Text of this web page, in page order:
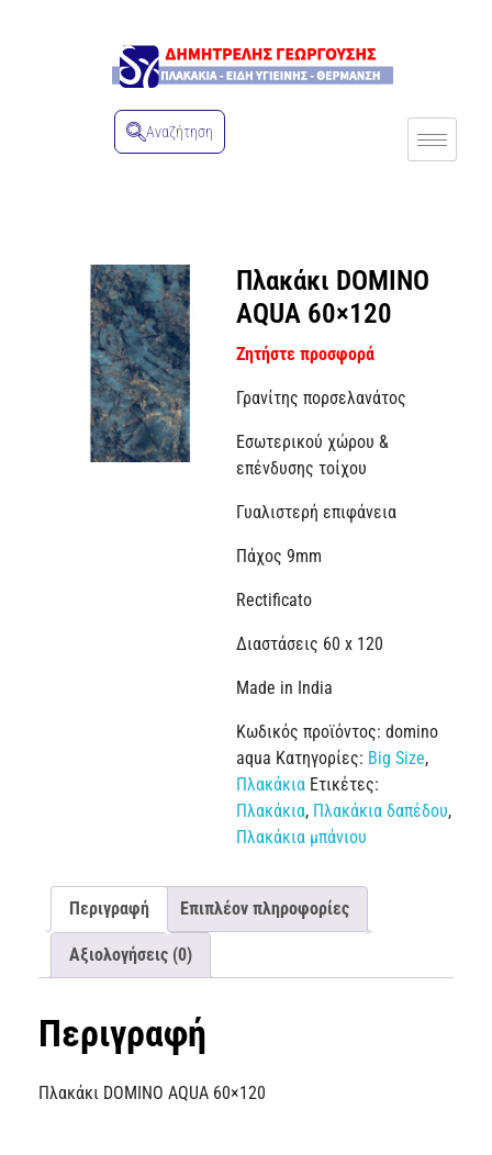
Αναζήτηση
Πλακάκι DOMINO
AQUA 60×120
Ζητήστε προσφορά
Γρανίτης πορσελανάτος
Εσωτερικού χώρου &
επένδυσης τοίχου
Γυαλιστερή επιφάνεια
Πάχος 9mm
Rectificato
Διαστάσεις 60 x 120
Made in India
Κωδικός προϊόντος: domino
aqua Κατηγορίες: Big Size,
Πλακάκια Ετικέτες:
Πλακάκια, Πλακάκια δαπέδου,
Πλακάκια μπάνιου
Περιγραφή Επιπλέον πληροφορίες
Αξιολογήσεις (0)
Περιγραφή
Πλακάκι DOMINO AQUA 60×120